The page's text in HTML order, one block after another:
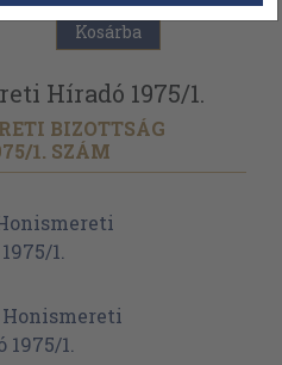
Kosárba
Híradó 1975/1.
BIZOTTSÁG
1. SZÁM